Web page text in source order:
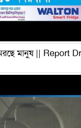
মানুষ || Report Dr